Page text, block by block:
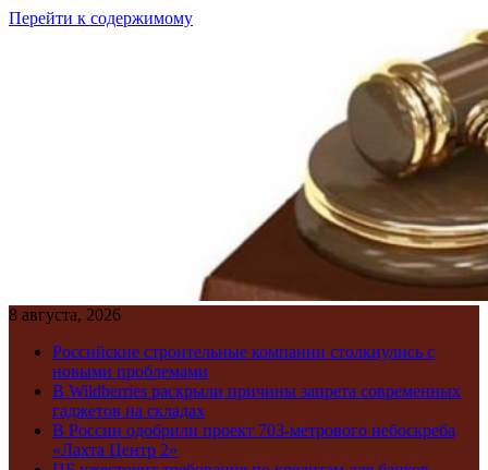
Перейти к содержимому
8 августа, 2026
Российские строительные компании столкнулись с
новыми проблемами
В Wildberries раскрыли причины запрета современных
гаджетов на складах
В России одобрили проект 703-метрового небоскреба
«Лахта Центр 2»